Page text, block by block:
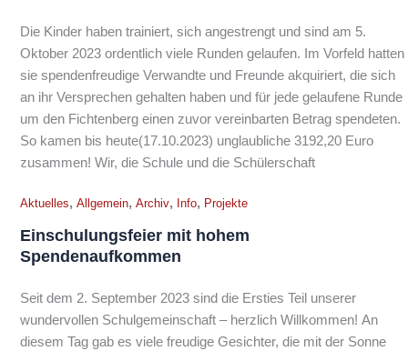
Die Kinder haben trainiert, sich angestrengt und sind am 5.
Oktober 2023 ordentlich viele Runden gelaufen. Im Vorfeld hatten
sie spendenfreudige Verwandte und Freunde akquiriert, die sich
an ihr Versprechen gehalten haben und für jede gelaufene Runde
um den Fichtenberg einen zuvor vereinbarten Betrag spendeten.
So kamen bis heute(17.10.2023) unglaubliche 3192,20 Euro
zusammen! Wir, die Schule und die Schülerschaft
Aktuelles, Allgemein, Archiv, Info, Projekte
Einschulungsfeier mit hohem
Spendenaufkommen
Seit dem 2. September 2023 sind die Ersties Teil unserer
wundervollen Schulgemeinschaft – herzlich Willkommen! An
diesem Tag gab es viele freudige Gesichter, die mit der Sonne